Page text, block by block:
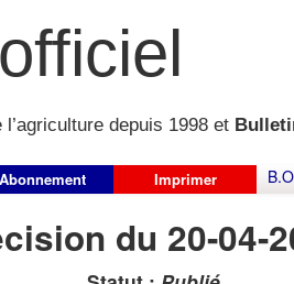
depuis 1998 et
Abonnement Imprimer
du 20-04-